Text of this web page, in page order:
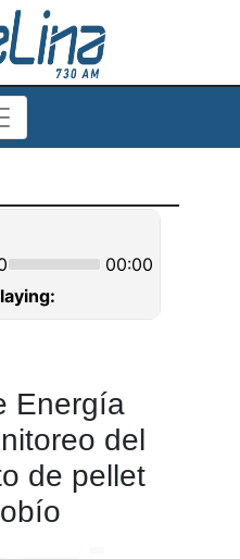
Energía
del
de pellet